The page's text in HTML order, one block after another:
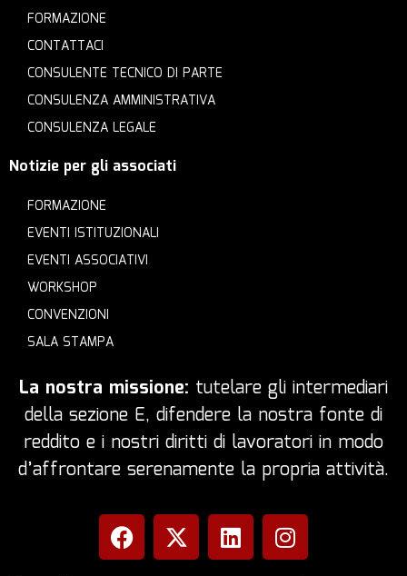
FORMAZIONE
CONTATTACI
CONSULENTE TECNICO DI PARTE
CONSULENZA AMMINISTRATIVA
CONSULENZA LEGALE
Notizie per gli associati
FORMAZIONE
EVENTI ISTITUZIONALI
EVENTI ASSOCIATIVI
WORKSHOP
CONVENZIONI
SALA STAMPA
La nostra missione: tutelare gli intermediari
della sezione E, difendere la nostra fonte di
reddito e i nostri diritti di lavoratori in modo
d’affrontare serenamente la propria attività.